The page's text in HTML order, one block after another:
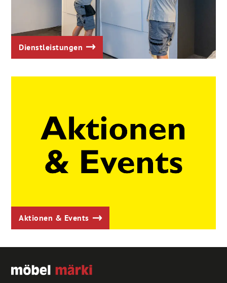
Dienstleistungen
Aktionen & Events